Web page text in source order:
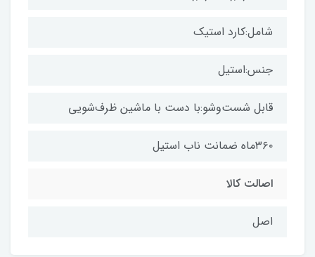
شامل:کارد استیک
جنس:استیل
قابل شست‌و‌شو:با دست با ماشین ظرف‌شویی
۳۶۰ماه ضمانت ناب استیل
اصالت کالا
اصل